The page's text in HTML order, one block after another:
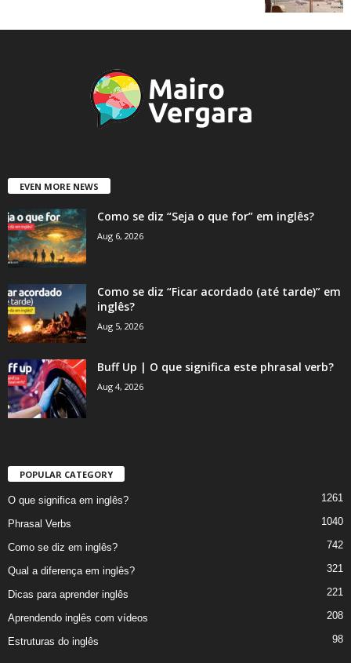
EVEN MORE NEWS
Como se diz “Seja o que for” em inglês?
Aug 6, 2026
Como se diz “Ficar acordado (até tarde)” em
inglês?
Aug 5, 2026
Buff Up | O que significa este phrasal verb?
Aug 4, 2026
POPULAR CATEGORY
O que significa em inglês? 1261
Phrasal Verbs 1040
Como se diz em inglês? 742
Qual a diferença em inglês? 321
Dicas para aprender inglês 221
Aprendendo inglês com vídeos 208
Estruturas do inglês 98